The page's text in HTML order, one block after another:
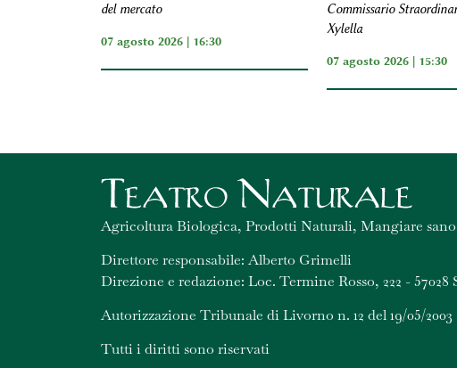
del mercato
07 agosto 2026 | 16:30
Commissario
Xylella
07 agosto 2026 | 15:30
Agricoltura Biologica, Prodotti Naturali, Mangiare sano
Direttore responsabile: Alberto Grimelli
Direzione e redazione: Loc. Termine Rosso, 222 -
Autorizzazione Tribunale di Livorno n. 12 del 19/05/2003
Tutti i diritti sono riservati